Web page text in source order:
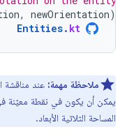
, newOrientation))
Entities. kt
ملاحظة مهمة: عند مناقشة
يمكن أن يكون في نقطة معيّنة
المساحة الثلاثية الأبعاد.